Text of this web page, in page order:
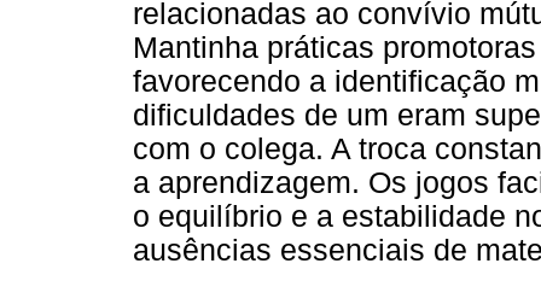
relacionadas ao convívio
Mantinha práticas
favorecendo a identificação
dificuldades de um eram
com o colega. A troca
a aprendizagem. Os jogos
o equilíbrio e a estabilidade
ausências essenciais de